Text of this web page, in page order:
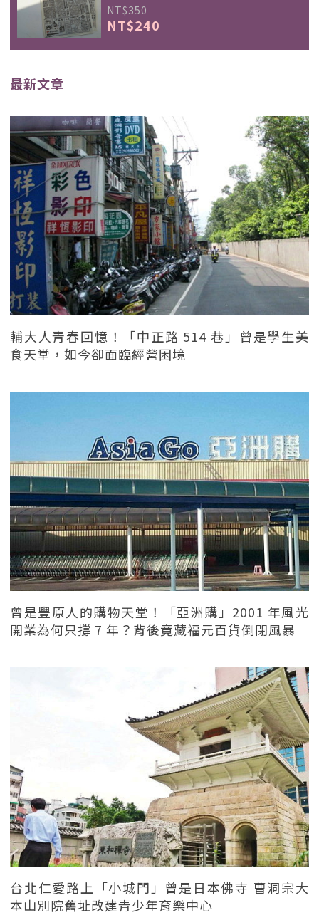
NT$350
NT$240
最新文章
輔大人青春回憶！「中正路 514 巷」曾是學生美
食天堂，如今卻面臨經營困境
曾是豐原人的購物天堂！「亞洲購」2001 年風光
開業為何只撐 7 年？背後竟藏福元百貨倒閉風暴
台北仁愛路上「小城門」曾是日本佛寺 曹洞宗大
本山別院舊址改建青少年育樂中心